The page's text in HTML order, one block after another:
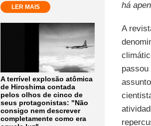
LER MAIS
A terrível explosão atômica
de Hiroshima contada
pelos olhos de cinco de
seus protagonistas: "Não
consigo nem descrever
completamente como era
há
A